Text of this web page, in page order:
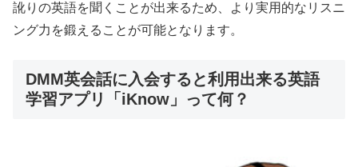
訛りの英語を聞くことが出来るため、より実用的なリスニ
ング力を鍛えることが可能となります。
DMM英会話に入会すると利用出来る英語
学習アプリ「iKnow」って何？